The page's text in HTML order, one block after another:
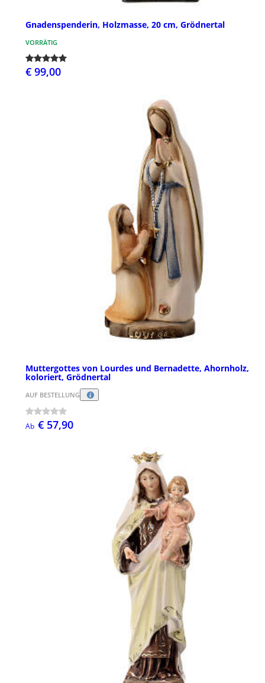
Gnadenspenderin, Holzmasse, 20 cm, Grödnertal
VORRÄTIG
€ 99,00
Muttergottes von Lourdes und Bernadette, Ahornholz,
koloriert, Grödnertal
AUF BESTELLUNG
Ab € 57,90